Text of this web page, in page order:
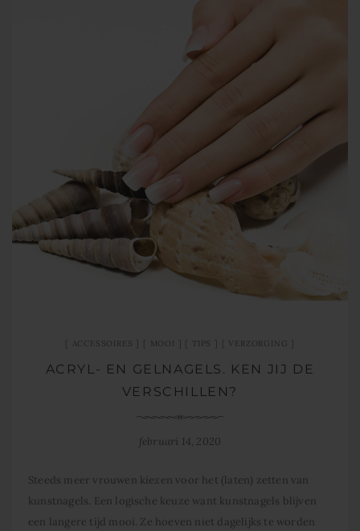
ACCESSOIRES MOOI TIPS VERZORGING
ACRYL- EN GELNAGELS. KEN JIJ DE
VERSCHILLEN?
februari 14, 2020
Steeds meer vrouwen kiezen voor het (laten) zetten van
kunstnagels. Een logische keuze want kunstnagels blijven
een langere tijd mooi. Ze hoeven niet dagelijks te worden